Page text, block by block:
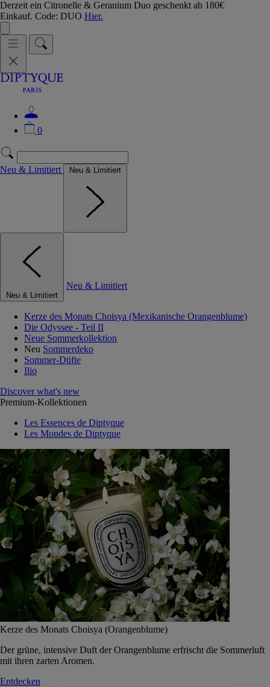
Derzeit ein Citronelle & Geranium Duo geschenkt ab 180€
Einkauf. Code: DUO Hier.
0
Neu & Limitiert Neu & Limitiert
Neu & Limitiert
Neu & Limitiert
Kerze des Monats Choisya (Mexikanische Orangenblume)
Die Odyssee - Teil II
Neue Sommerkollektion
Neu Sommerdeko
Sommer-Düfte
Ilio
Discover what's new
Premium-Kollektionen
Les Essences de Diptyque
Les Mondes de Diptyque
Kerze des Monats Choisya (Orangenblume)
Der grüne, intensive Duft der Orangenblume erfrischt die Sommerluft
mit ihren zarten Aromen.
Entdecken